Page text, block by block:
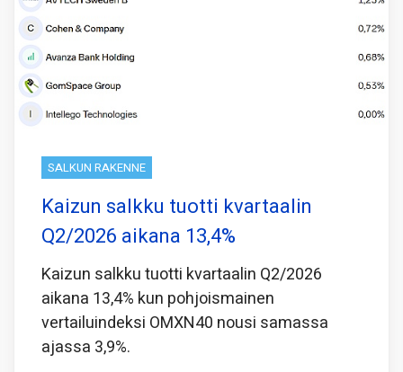
SALKUN RAKENNE
Kaizun salkku tuotti kvartaalin
Q2/2026 aikana 13,4%
Kaizun salkku tuotti kvartaalin Q2/2026
aikana 13,4% kun pohjoismainen
vertailuindeksi OMXN40 nousi samassa
ajassa 3,9%.